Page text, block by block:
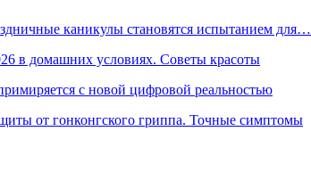
каникулы становятся испытанием для…
в домашних условиях. Советы красоты
с новой цифровой реальностью
от гонконгского гриппа. Точные симптомы